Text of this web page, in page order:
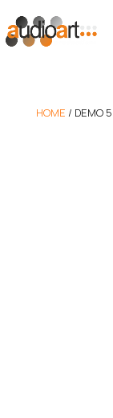
HOME / DEMO 5